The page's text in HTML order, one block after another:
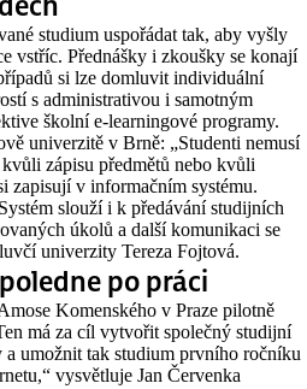
studium uspořádat tak, aby vyšly
vstříc. Přednášky i zkoušky se konají
si lze domluvit individuální
s administrativou i samotným
školní e-learningové programy.
univerzitě v Brně: „Studenti nemusí
zápisu předmětů nebo kvůli
zapisují v informačním systému.
slouží i k předávání studijních
úkolů a další komunikaci se
univerzity Tereza Fojtová.
po práci
Komenského v Praze pilotně
má za cíl vytvořit společný studijní
umožnit tak studium prvního ročníku
vysvětluje Jan Červenka